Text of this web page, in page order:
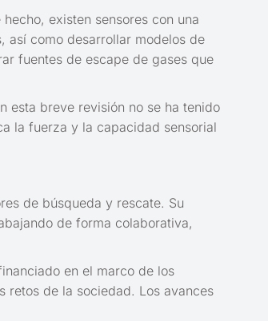
existen sensores con una
así como desarrollar modelos de
fuentes de escape de gases que
esta breve revisión no se ha tenido
la fuerza y la capacidad sensorial
de búsqueda y rescate. Su
de forma colaborativa,
en el marco de los
retos de la sociedad. Los avances